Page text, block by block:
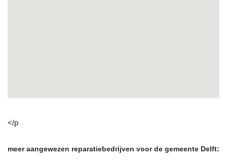
</p
meer aangewezen reparatiebedrijven voor de gemeente Delft: